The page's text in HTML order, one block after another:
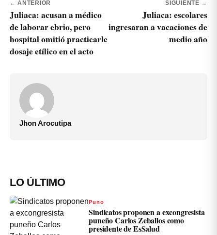
← ANTERIOR
Juliaca: acusan a médico
de laborar ebrio, pero
hospital omitió practicarle
dosaje etílico en el acto
SIGUIENTE →
Juliaca: escolares
ingresaran a vacaciones de
medio año
Jhon Arocutipa
LO ÚLTIMO
Puno
Sindicatos proponen a excongresista
puneño Carlos Zeballos como
presidente de EsSalud